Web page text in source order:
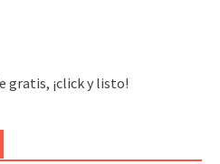
gratis, ¡click y listo!